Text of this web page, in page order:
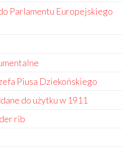
Parlamentu Europejskiego
Piusa Dziekońskiego
do użytku w 1911
rib